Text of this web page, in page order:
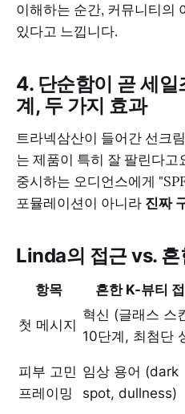
이해하는 순간, 커뮤니티의
있다고 느낍니다.
4. 단순함이 곧 세
계, 두 가지 효과
트라넥삼산이 들어간 선크
는 제품이 특히 잘 팔린다고
중시하는 오디언스에게
포뮬레이션이 아니라 진짜
Linda의 접근 vs.
항목 흔한 K-뷰티
첫 메시지
혁신 (글래스 스
10단계, 최첨단
피부 고민
프레이밍
임상 용어 (dark
spot, dullness)